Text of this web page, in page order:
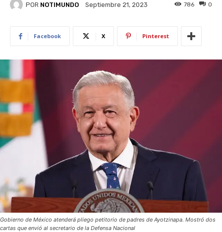
POR NOTIMUNDO Septiembre 21, 2023 0
786
Facebook X Pinterest
Gobierno de México atenderá pliego petitorio de padres de Ayotzinapa. Mostró dos
cartas que envió al secretario de la Defensa Nacional